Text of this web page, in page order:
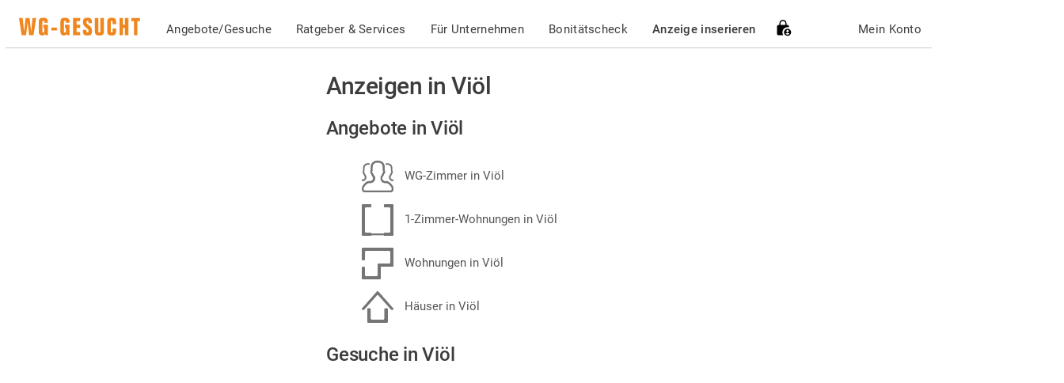
Angebote/Gesuche Ratgeber & Services Für Unternehmen Bonitätscheck Anzeige inserieren Mein Konto
Anzeigen in Viöl
Angebote in Viöl
WG-Zimmer in Viöl
1-Zimmer-Wohnungen in Viöl
Wohnungen in Viöl
Häuser in Viöl
Gesuche in Viöl